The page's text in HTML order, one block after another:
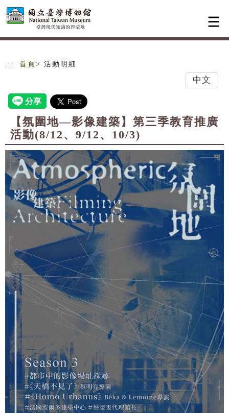
跳到主要內容
網站導覽
::: 首頁 > 活動明細
中文
【氛圍地—影像建築】第三季教育推廣
活動(8/12、9/12、10/3)